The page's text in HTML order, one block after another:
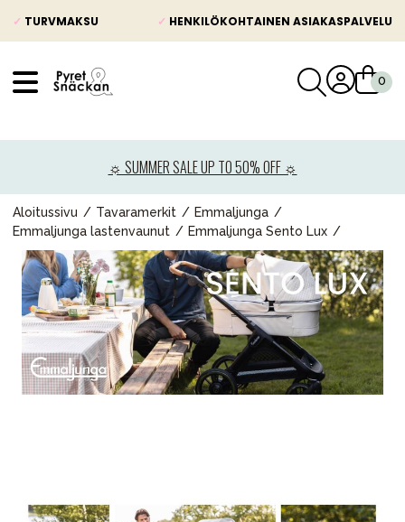
✓ TURVMAKSU ✓ HENKILÖKOHTAINEN ASIAKASPALVELU
☼ SUMMER SALE UP TO 50% OFF ☼
Aloitussivu Tavaramerkit
Emmaljunga
Emmaljunga lastenvaunut
Emmaljunga Sento Lux
Lastenvaunut
Lasten turvaistuimet
Vauvan paketti
Lapsi & vauva
Lelut ja pelit
Äiti & Isä
Huonekalut & vuodevaatteet
Lahjavinkkejä